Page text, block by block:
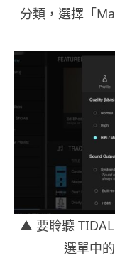
分類，選擇「
▲ 要聆聽
選單中